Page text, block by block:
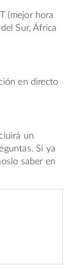
(mejor hora
Sur, África
en directo
un
Si ya
saber en